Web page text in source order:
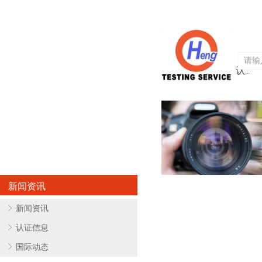
认证服务
新闻资讯
ꁕ 新闻资讯
ꁕ 认证信息
ꁕ 国际动态